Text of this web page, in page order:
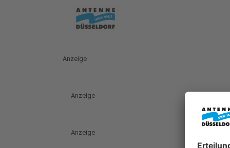
Anzeige
Anzeige
Anzeige